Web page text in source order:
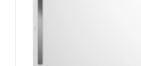
d'entretien et hygiénique